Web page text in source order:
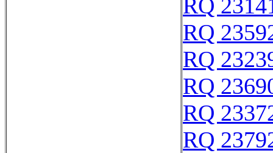
RQ
RQ
RQ
RQ
RQ
RQ